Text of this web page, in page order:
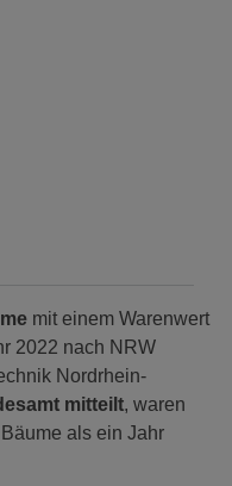
mit einem Warenwert
2022 nach NRW
Nordrhein-
mitteilt, waren
als ein Jahr